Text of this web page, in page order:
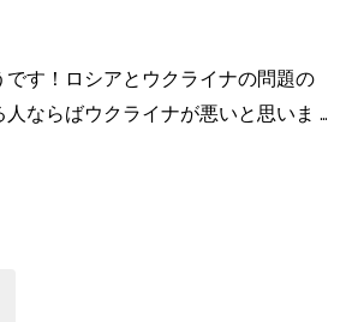
です！ロシアとウクライナの問題の
ならばウクライナが悪いと思いま …